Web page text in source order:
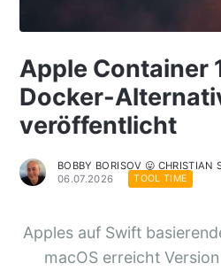
Apple Container
Docker-
veröffentlicht
BOBBY BORISOV 😛 CHRISTIAN
06.07.2026
TOOL TIME
Apples auf Swift
macOS erreicht